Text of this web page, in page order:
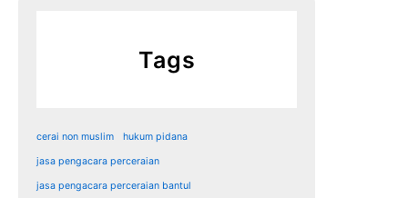
Tags
cerai non muslim hukum pidana
jasa pengacara perceraian
jasa pengacara perceraian bantul